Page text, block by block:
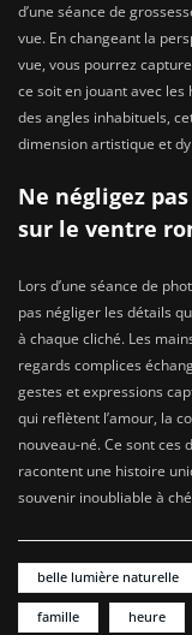
d’une séance de
vue. En changeant la
vue, vous pourrez
ce soit en jouant avec
des angles inhabituels,
dimension artistique et
Ne négligez
sur le ventre
Lors d’une séance de
pas négliger les détails
à chaque cliché. Les
regards complices
gestes et expressions
qui reflètent l’amour, la
nouveau-né. Ce sont ces
racontent une histoire
souvenir inoubliable à
belle lumière naturelle
famille heure